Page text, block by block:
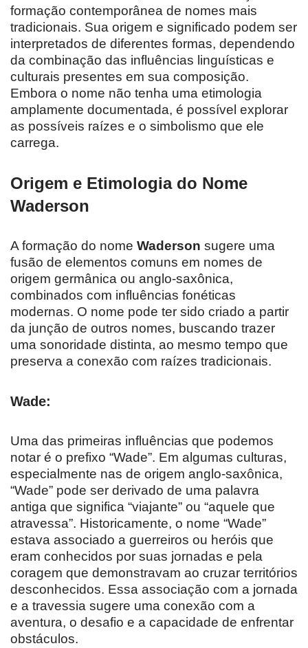
formação contemporânea de nomes mais
tradicionais. Sua origem e significado podem ser
interpretados de diferentes formas, dependendo
da combinação das influências linguísticas e
culturais presentes em sua composição.
Embora o nome não tenha uma etimologia
amplamente documentada, é possível explorar
as possíveis raízes e o simbolismo que ele
carrega.
Origem e Etimologia do Nome
Waderson
A formação do nome Waderson sugere uma
fusão de elementos comuns em nomes de
origem germânica ou anglo-saxônica,
combinados com influências fonéticas
modernas. O nome pode ter sido criado a partir
da junção de outros nomes, buscando trazer
uma sonoridade distinta, ao mesmo tempo que
preserva a conexão com raízes tradicionais.
Wade:
Uma das primeiras influências que podemos
notar é o prefixo “Wade”. Em algumas culturas,
especialmente nas de origem anglo-saxônica,
“Wade” pode ser derivado de uma palavra
antiga que significa “viajante” ou “aquele que
atravessa”. Historicamente, o nome “Wade”
estava associado a guerreiros ou heróis que
eram conhecidos por suas jornadas e pela
coragem que demonstravam ao cruzar territórios
desconhecidos. Essa associação com a jornada
e a travessia sugere uma conexão com a
aventura, o desafio e a capacidade de enfrentar
obstáculos.